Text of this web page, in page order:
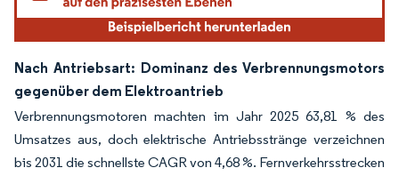
Nach Antriebsart: Dominanz des Verbrennungsmotors
gegenüber dem Elektroantrieb
Verbrennungsmotoren machten im Jahr 2025 63,81 % des
Umsatzes aus, doch elektrische Antriebsstränge verzeichnen
bis 2031 die schnellste CAGR von 4,68 %. Fernverkehrsstrecken